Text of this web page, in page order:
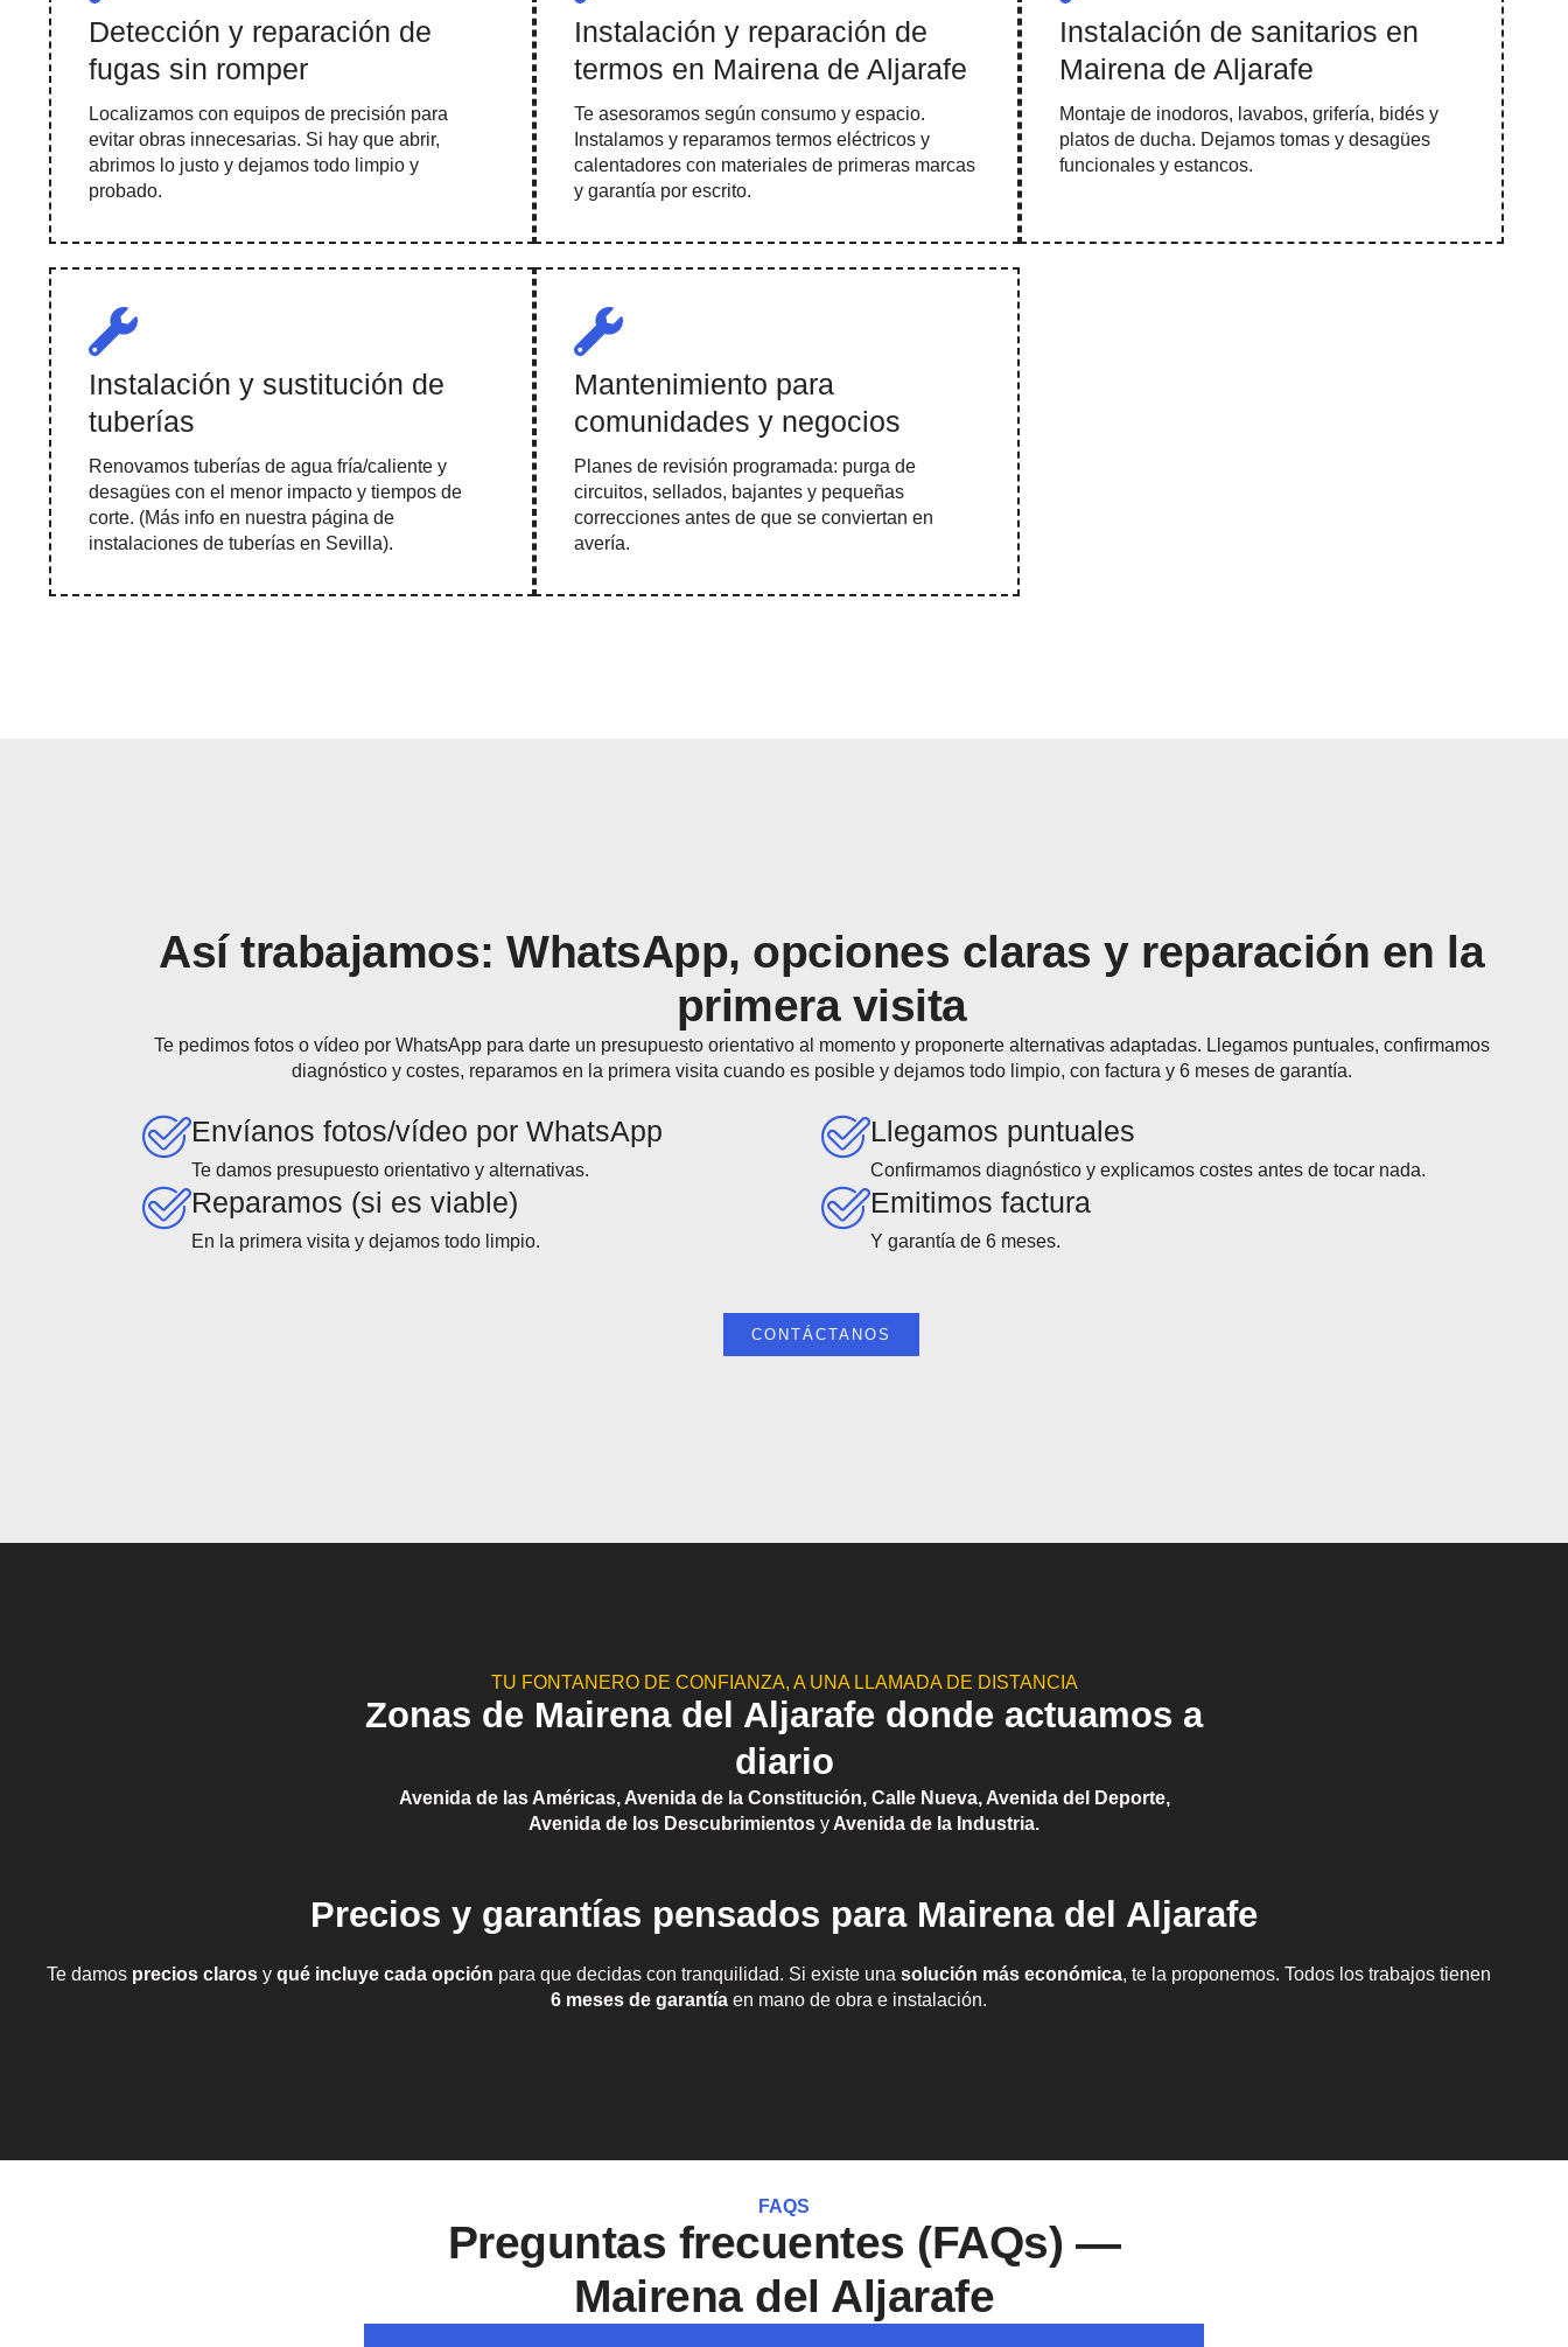
Detección y reparación de
fugas sin romper
Localizamos con equipos de precisión para
evitar obras innecesarias. Si hay que abrir,
abrimos lo justo y dejamos todo limpio y
probado.
Instalación y reparación de
termos en Mairena de Aljarafe
Te asesoramos según consumo y espacio.
Instalamos y reparamos termos eléctricos y
calentadores con materiales de primeras marcas
y garantía por escrito.
Instalación de sanitarios en
Mairena de Aljarafe
Montaje de inodoros, lavabos, grifería, bidés y
platos de ducha. Dejamos tomas y desagües
funcionales y estancos.
Instalación y sustitución de
tuberías
Renovamos tuberías de agua fría/caliente y
desagües con el menor impacto y tiempos de
corte. (Más info en nuestra página de
instalaciones de tuberías en Sevilla).
Mantenimiento para
comunidades y negocios
Planes de revisión programada: purga de
circuitos, sellados, bajantes y pequeñas
correcciones antes de que se conviertan en
avería.
Así trabajamos: WhatsApp, opciones claras y reparación en la
primera visita
Te pedimos fotos o vídeo por WhatsApp para darte un presupuesto orientativo al momento y proponerte alternativas adaptadas. Llegamos puntuales, confirmamos
diagnóstico y costes, reparamos en la primera visita cuando es posible y dejamos todo limpio, con factura y 6 meses de garantía.
Envíanos fotos/vídeo por WhatsApp
Te damos presupuesto orientativo y alternativas.
Llegamos puntuales
Confirmamos diagnóstico y explicamos costes antes de tocar nada.
Reparamos (si es viable)
En la primera visita y dejamos todo limpio.
Emitimos factura
Y garantía de 6 meses.
CONTÁCTANOS
TU FONTANERO DE CONFIANZA, A UNA LLAMADA DE DISTANCIA
Zonas de Mairena del Aljarafe donde actuamos a
diario
Avenida de las Américas, Avenida de la Constitución, Calle Nueva, Avenida del Deporte,
Avenida de los Descubrimientos y Avenida de la Industria.
Precios y garantías pensados para Mairena del Aljarafe
Te damos precios clarosy qué incluye cada opción para que decidas con tranquilidad. Si existe una solución más económica, te la proponemos. Todos los trabajos tienen
6 meses de garantíaen mano de obra e instalación.
FAQS
Preguntas frecuentes (FAQs) —
Mairena del Aljarafe